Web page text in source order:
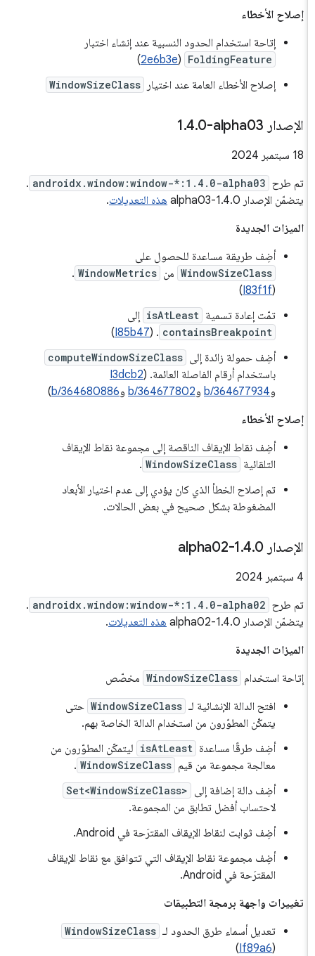
إصلاح الأخطاء
إتاحة استخدام الحدود النسبية عند إنشاء اختبار
FoldingFeature
(
2e6b3e
)
إصلاح الأخطاء العامة عند اختيار
WindowSizeClass
الإصدار ‎1 .4.0-alpha03
‫18 سبتمبر 2024
تم طرح androidx.window:window-*:1.4.0-alpha03
.
يتضمّن الإصدار 1.4.0-alpha03
هذه التعديلات.
الميزات الجديدة
أضِف طريقة مساعدة للحصول على
WindowSizeClass من WindowMetrics
.
I83f1f
)
تمّت إعادة تسمية isAtLeast إلى
containsBreakpoint
. (
I85b47
)
أضِف حمولة زائدة إلى computeWindowSizeClass
باستخدام أرقام الفاصلة العائمة. (I3dcb2
b/364677934و b/364677802و b/364680886
)
إصلاح الأخطاء
أضِف نقاط الإيقاف الناقصة إلى مجموعة نقاط الإيقاف
التلقائية WindowSizeClass
.
تم إصلاح الخطأ الذي كان يؤدي إلى عدم اختيار الأبعاد
المضغوطة بشكل صحيح في بعض الحالات.
الإصدار 1 .4.0-alpha02
تم طرح androidx.window:window-*:1.4.0-alpha02
.
يتضمّن الإصدار 1.4.0-alpha02
هذه التعديلات.
الميزات الجديدة
إتاحة استخدام WindowSizeClass مخصّص
افتح الدالة الإنشائية لـ WindowSizeClass حتى
يتمكّن المطوّرون من استخدام الدالة الخاصة بهم.
أضِف طرقًا مساعدة isAtLeast ليتمكّن المطوّرون من
معالجة مجموعة من قيم WindowSizeClass
.
أضِف دالة إضافة إلى Set<WindowSizeClass>
لاحتساب أفضل تطابق من المجموعة.
أضِف ثوابت لنقاط الإيقاف المقترَحة في Android.
أضِف مجموعة نقاط الإيقاف التي تتوافق مع نقاط الإيقاف
المقترَحة في Android.
تغييرات واجهة برمجة التطبيقات
تعديل أسماء طرق الحدود لـ WindowSizeClass
If89a6
)